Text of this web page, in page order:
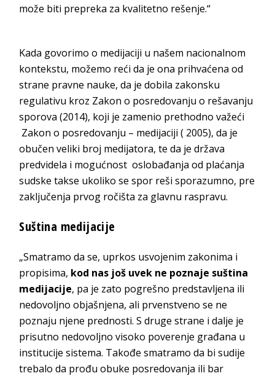
može biti prepreka za kvalitetno rešenje.“
Kada govorimo o medijaciji u našem nacionalnom
kontekstu, možemo reći da je ona prihvaćena od
strane pravne nauke, da je dobila zakonsku
regulativu kroz Zakon o posredovanju o rešavanju
sporova (2014), koji je zamenio prethodno važeći
Zakon o posredovanju – medijaciji ( 2005), da je
obučen veliki broj medijatora, te da je država
predvidela i mogućnost oslobađanja od plaćanja
sudske takse ukoliko se spor reši sporazumno, pre
zaključenja prvog ročišta za glavnu raspravu.
Suština medijacije
„Smatramo da se, uprkos usvojenim zakonima i
propisima, kod nas još uvek ne poznaje suština
medijacije, pa je zato pogrešno predstavljena ili
nedovoljno objašnjena, ali prvenstveno se ne
poznaju njene prednosti. S druge strane i dalje je
prisutno nedovoljno visoko poverenje građana u
institucije sistema. Takođe smatramo da bi sudije
trebalo da prođu obuke posredovanja ili bar